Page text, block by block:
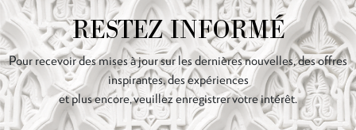
RESTEZ INFORMÉ
Pour recevoir des mises à jour sur les dernières nouvelles, des offres
inspirantes, des expériences
et plus encore, veuillez enregistrer votre intérêt.